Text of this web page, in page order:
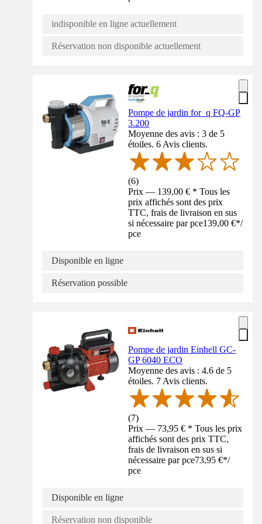
indisponible en ligne actuellement
Réservation non disponible actuellement
Pompe de jardin for_q FQ-GP
3.200
Moyenne des avis : 3 de 5
étoiles. 6 Avis clients.
(6)
Prix — 139,00 € * Tous les
prix affichés sont des prix
TTC, frais de livraison en sus
si nécessaire par pce139,00 €*/
pce
Disponible en ligne
Réservation possible
Pompe de jardin Einhell GC-
GP 6040 ECO
Moyenne des avis : 4.6 de 5
étoiles. 7 Avis clients.
(7)
Prix — 73,95 € * Tous les prix
affichés sont des prix TTC,
frais de livraison en sus si
nécessaire par pce73,95 €*/
pce
Disponible en ligne
Réservation non disponible